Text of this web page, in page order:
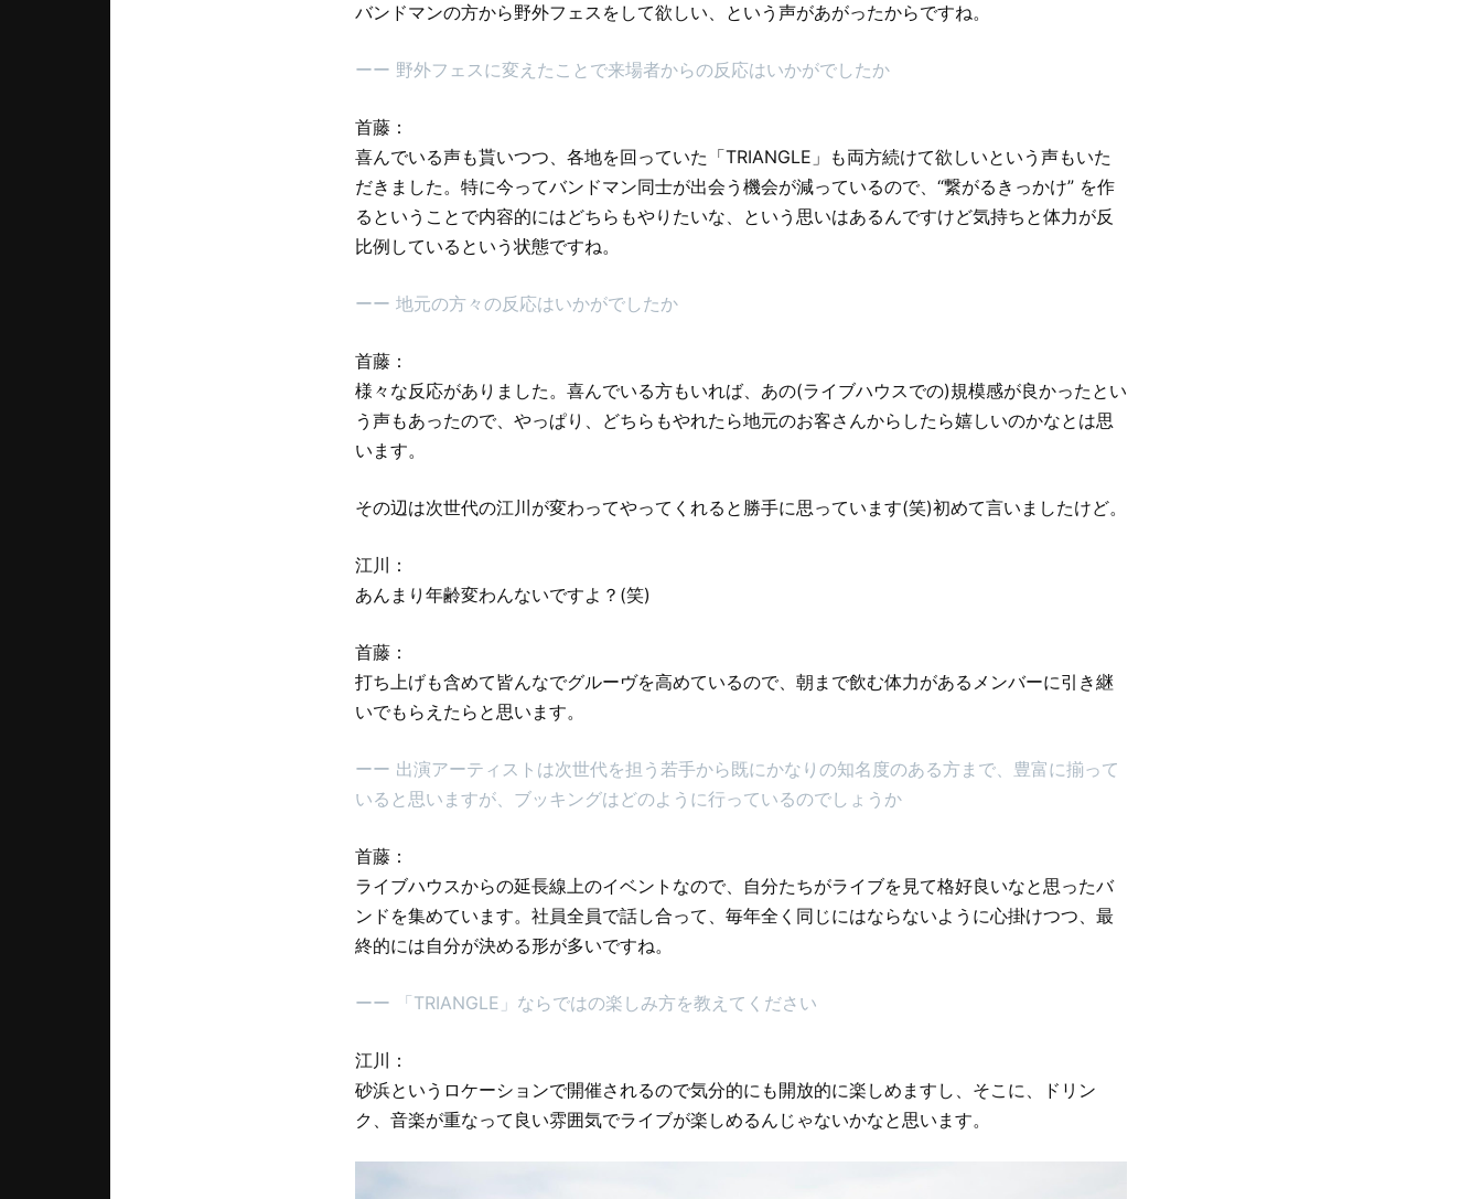
バンドマンの方から野外フェスをして欲しい、という声があがったからですね。
ーー 野外フェスに変えたことで来場者からの反応はいかがでしたか
首藤：
喜んでいる声も貰いつつ、各地を回っていた「TRIANGLE」も両方続けて欲しいという声もいた
だきました。特に今ってバンドマン同士が出会う機会が減っているので、“繋がるきっかけ” を作
るということで内容的にはどちらもやりたいな、という思いはあるんですけど気持ちと体力が反
比例しているという状態ですね。
ーー 地元の方々の反応はいかがでしたか
首藤：
様々な反応がありました。喜んでいる方もいれば、あの(ライブハウスでの)規模感が良かったとい
う声もあったので、やっぱり、どちらもやれたら地元のお客さんからしたら嬉しいのかなとは思
います。
その辺は次世代の江川が変わってやってくれると勝手に思っています(笑)初めて言いましたけど。
江川：
あんまり年齢変わんないですよ？(笑)
首藤：
打ち上げも含めて皆んなでグルーヴを高めているので、朝まで飲む体力があるメンバーに引き継
いでもらえたらと思います。
ーー 出演アーティストは次世代を担う若手から既にかなりの知名度のある方まで、豊富に揃って
いると思いますが、ブッキングはどのように行っているのでしょうか
首藤：
ライブハウスからの延長線上のイベントなので、自分たちがライブを見て格好良いなと思ったバ
ンドを集めています。社員全員で話し合って、毎年全く同じにはならないように心掛けつつ、最
終的には自分が決める形が多いですね。
ーー 「TRIANGLE」ならではの楽しみ方を教えてください
江川：
砂浜というロケーションで開催されるので気分的にも開放的に楽しめますし、そこに、ドリン
ク、音楽が重なって良い雰囲気でライブが楽しめるんじゃないかなと思います。